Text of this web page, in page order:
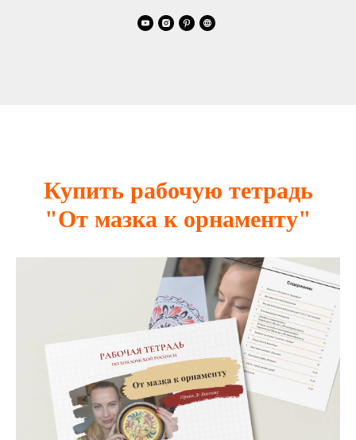
Купить рабочую тетрадь
"От мазка к орнаменту"